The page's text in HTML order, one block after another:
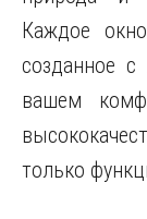
Каждое
созданное
вашем
только